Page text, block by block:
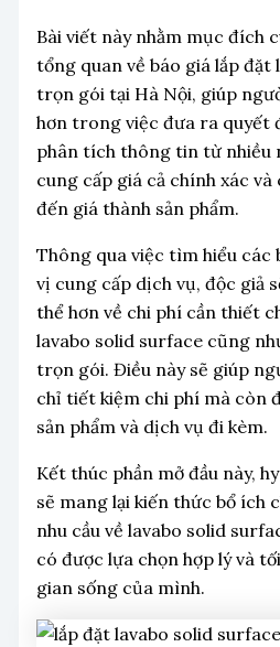
Bài viết này nhằm mục đích
tổng quan về báo giá lắp đặt
trọn gói tại Hà Nội, giúp
hơn trong việc đưa ra quyết
phân tích thông tin từ nhiều
cung cấp giá cả chính xác
đến giá thành sản phẩm.
Thông qua việc tìm hiểu các
vị cung cấp dịch vụ, độc giả
thể hơn về chi phí cần thiết
lavabo solid surface cũng
trọn gói. Điều này sẽ giúp
chỉ tiết kiệm chi phí mà còn
sản phẩm và dịch vụ đi kèm.
Kết thúc phần mở đầu này,
sẽ mang lại kiến thức bổ ích
nhu cầu về lavabo solid
có được lựa chọn hợp lý và
gian sống của mình.